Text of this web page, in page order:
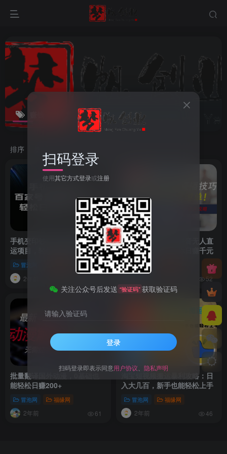
排序
手机变印钞机：百家号无脑搬
运项目，轻松日赚200+
冒泡网
2年前
防封攻略大揭秘：抖音无人直
播带货全指南，助你日赚千元
冒泡网
52
批量翻译国外动漫，0基础也
能轻松日赚200+
冒泡网 福缘网
2年前 61
淘宝短视频搬运暴利攻略：日
入大几百，新手也能轻松上手
冒泡网 福缘网
2年前 46
扫码登录
使用其它方式登录或注册
关注公众号后发送 “验证码” 获取验证码
请输入验证码
登录
扫码登录即表示同意用户协议 隐私声明